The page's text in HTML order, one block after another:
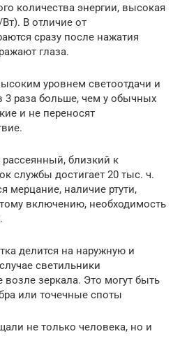
количества энергии, высокая
В отличие от
сразу после нажатия
глаза.
уровнем светоотдачи и
3 раза больше, чем у обычных
и не переносят
близкий к
службы достигает 20 тыс. ч.
мерцание, наличие ртути,
включению, необходимость
делится на наружную и
светильники
возле зеркала. Это могут быть
или точечные споты
не только человека, но и